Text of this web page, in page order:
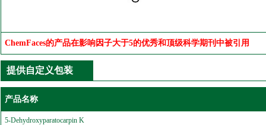
ChemFaces的产品在影响因子大于5的优秀和顶级科学期刊中被引用
提供自定义包装
产品名称
5-Dehydroxyparatocarpin K